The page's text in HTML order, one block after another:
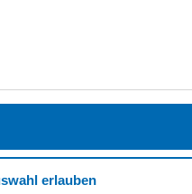
erlauben
großer Branchen- und
die Gebäude so